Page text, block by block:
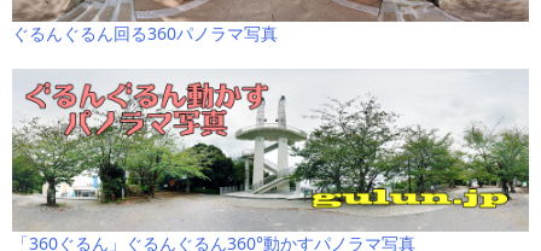
ぐるんぐるん回る360パノラマ写真
「360ぐるん」ぐるんぐるん360°動かすパノラマ写真